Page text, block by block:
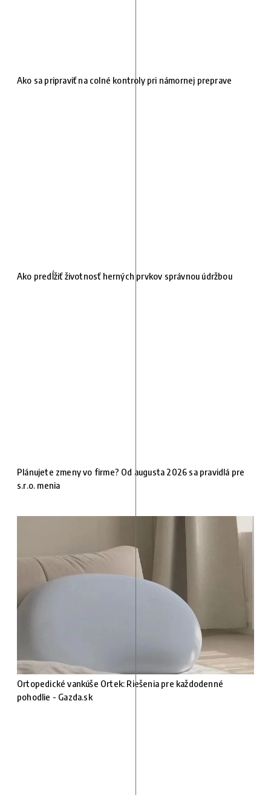
Ako sa pripraviť na colné kontroly pri námornej preprave
Ako predĺžiť životnosť herných prvkov správnou údržbou
Plánujete zmeny vo firme? Od augusta 2026 sa pravidlá pre
s.r.o. menia
Ortopedické vankúše Ortek: Riešenia pre každodenné
pohodlie - Gazda.sk